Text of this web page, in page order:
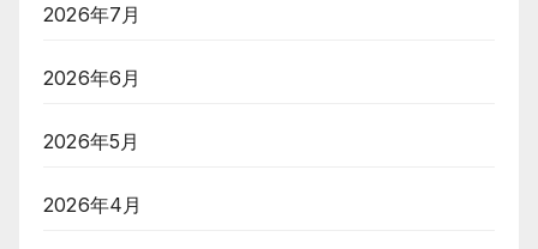
2026年7月
2026年6月
2026年5月
2026年4月